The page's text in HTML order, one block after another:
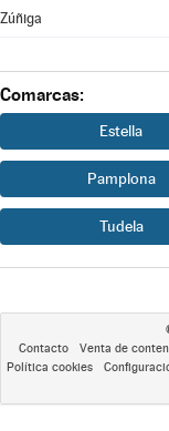
Zúñiga
Comarcas:
Estella
Pamplona
Tudela
Contacto Venta de
Política cookies